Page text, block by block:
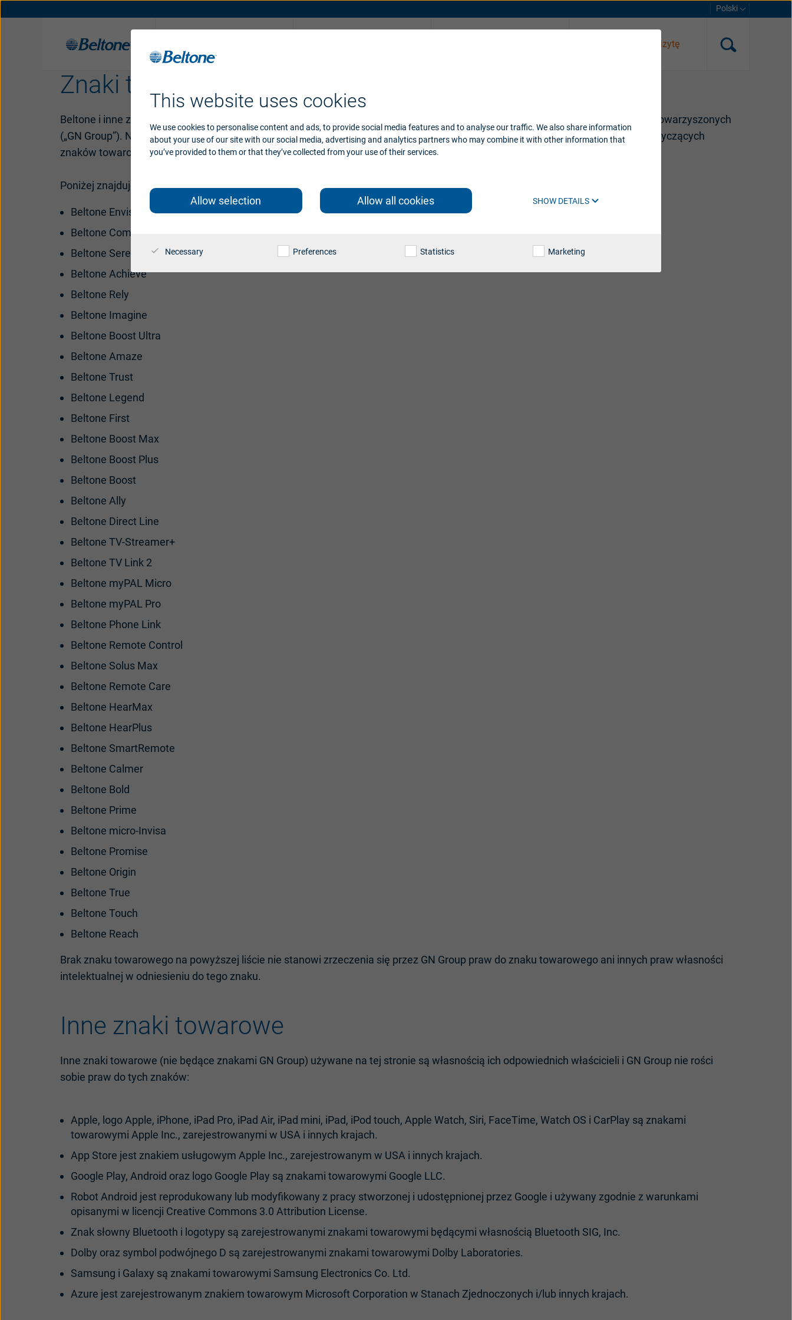
This website uses cookies
We use cookies to personalise content and ads, to provide social media features and to analyse our traffic. We also share information
about your use of our site with our social media, advertising and analytics partners who may combine it with other information that
you’ve provided to them or that they’ve collected from your use of their services.
Allow selection Allow all cookies SHOW DETAILS
Necessary Preferences Statistics Marketing
Rozwiązania słuchowe Beltone Aplikacje
Organiczny Słuch Historia Nagrody
Polski
Umów się na wizytę
Znaki towarowe GN Group
Beltone i inne znaki towarowe GN Group, używane na tej stronie, są znakami towarowymi GN Hearing A/S i/lub jego jednostek stowarzyszonych
(„GN Group”). Nieautoryzowane użycie znaków towarowych GN Group może stanowić naruszenie obowiązujących przepisów dotyczących
znaków towarowych.
Poniżej znajduje się niepełna lista znaków towarowych GN Group:
Beltone Envision
Beltone Commence
Beltone Serene
Beltone Achieve
Beltone Rely
Beltone Imagine
Beltone Boost Ultra
Beltone Amaze
Beltone Trust
Beltone Legend
Beltone First
Beltone Boost Max
Beltone Boost Plus
Beltone Boost
Beltone Ally
Beltone Direct Line
Beltone TV-Streamer+
Beltone TV Link 2
Beltone myPAL Micro
Beltone myPAL Pro
Beltone Phone Link
Beltone Remote Control
Beltone Solus Max
Beltone Remote Care
Beltone HearMax
Beltone HearPlus
Beltone SmartRemote
Beltone Calmer
Beltone Bold
Beltone Prime
Beltone micro-Invisa
Beltone Promise
Beltone Origin
Beltone True
Beltone Touch
Beltone Reach
Brak znaku towarowego na powyższej liście nie stanowi zrzeczenia się przez GN Group praw do znaku towarowego ani innych praw własności
intelektualnej w odniesieniu do tego znaku.
Inne znaki towarowe
Inne znaki towarowe (nie będące znakami GN Group) używane na tej stronie są własnością ich odpowiednich właścicieli i GN Group nie rości
sobie praw do tych znaków:
Apple, logo Apple, iPhone, iPad Pro, iPad Air, iPad mini, iPad, iPod touch, Apple Watch, Siri, FaceTime, Watch OS i CarPlay są znakami
towarowymi Apple Inc., zarejestrowanymi w USA i innych krajach.
App Store jest znakiem usługowym Apple Inc., zarejestrowanym w USA i innych krajach.
Google Play, Android oraz logo Google Play są znakami towarowymi Google LLC.
Robot Android jest reprodukowany lub modyfikowany z pracy stworzonej i udostępnionej przez Google i używany zgodnie z warunkami
opisanymi w licencji Creative Commons 3.0 Attribution License.
Znak słowny Bluetooth i logotypy są zarejestrowanymi znakami towarowymi będącymi własnością Bluetooth SIG, Inc.
Dolby oraz symbol podwójnego D są zarejestrowanymi znakami towarowymi Dolby Laboratories.
Samsung i Galaxy są znakami towarowymi Samsung Electronics Co. Ltd.
Azure jest zarejestrowanym znakiem towarowym Microsoft Corporation w Stanach Zjednoczonych i/lub innych krajach.